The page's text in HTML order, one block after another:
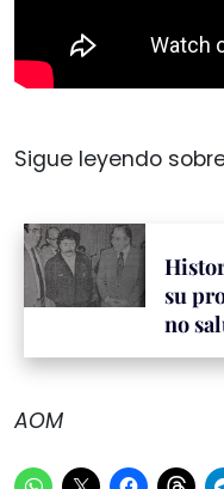
Sigue leyendo
su
no
AOM